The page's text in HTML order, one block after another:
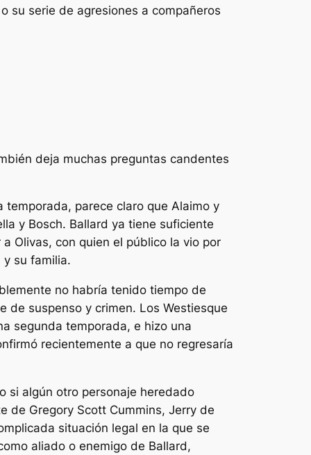
su serie de agresiones a compañeros
deja muchas preguntas candentes
parece claro que Alaimo y
y Bosch. Ballard ya tiene suficiente
Olivas, con quien el público la vio por
su familia.
no habría tenido tiempo de
de suspenso y crimen. Los Westiesque
segunda temporada, e hizo una
recientemente a que no regresaría
si algún otro personaje heredado
de Gregory Scott Cummins, Jerry de
situación legal en la que se
aliado o enemigo de Ballard,